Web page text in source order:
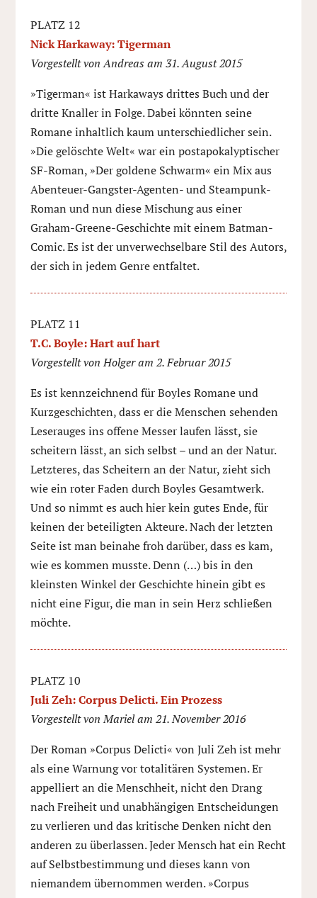
PLATZ 12
Nick Harkaway: Tigerman
Vorgestellt von Andreas am 31. August 2015
»Tigerman« ist Harkaways drittes Buch und der
dritte Knaller in Folge. Dabei könnten seine
Romane inhaltlich kaum unterschiedlicher sein.
»Die gelöschte Welt« war ein postapokalyptischer
SF-Roman, »Der goldene Schwarm« ein Mix aus
Abenteuer-Gangster-Agenten- und Steampunk-
Roman und nun diese Mischung aus einer
Graham-Greene-Geschichte mit einem Batman-
Comic. Es ist der unverwechselbare Stil des Autors,
der sich in jedem Genre entfaltet.
PLATZ 11
T.C. Boyle: Hart auf hart
Vorgestellt von Holger am 2. Februar 2015
Es ist kennzeichnend für Boyles Romane und
Kurzgeschichten, dass er die Menschen sehenden
Leserauges ins offene Messer laufen lässt, sie
scheitern lässt, an sich selbst – und an der Natur.
Letzteres, das Scheitern an der Natur, zieht sich
wie ein roter Faden durch Boyles Gesamtwerk.
Und so nimmt es auch hier kein gutes Ende, für
keinen der beteiligten Akteure. Nach der letzten
Seite ist man beinahe froh darüber, dass es kam,
wie es kommen musste. Denn (…) bis in den
kleinsten Winkel der Geschichte hinein gibt es
nicht eine Figur, die man in sein Herz schließen
möchte.
PLATZ 10
Juli Zeh: Corpus Delicti. Ein Prozess
Vorgestellt von Mariel am 21. November 2016
Der Roman »Corpus Delicti« von Juli Zeh ist mehr
als eine Warnung vor totalitären Systemen. Er
appelliert an die Menschheit, nicht den Drang
nach Freiheit und unabhängigen Entscheidungen
zu verlieren und das kritische Denken nicht den
anderen zu überlassen. Jeder Mensch hat ein Recht
auf Selbstbestimmung und dieses kann von
niemandem übernommen werden. »Corpus